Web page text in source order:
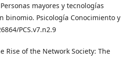
Personas mayores y tecnologías
binomio. Psicología Conocimiento y
PCS.v7.n2.9
Rise of the Network Society: The